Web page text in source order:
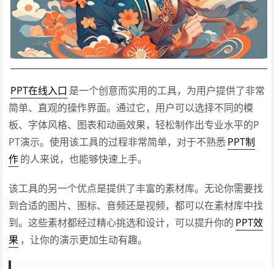
PPT在线入口 是一个创意而实用的工具，为用户提供了非常
简单、直观的操作界面。通过它，用户可以选择不同的模
板、字体风格、图表和动画效果，轻松制作出专业水平的P
PT演示。使用该工具的过程非常简单，对于不熟悉PPT制
作的人来说，也能够快速上手。
该工具的另一个优点是提供了丰富的素材库。无论你需要找
到合适的图片、图标、音频还是视频，都可以在素材库中找
到。这些素材都经过精心挑选和设计，可以提升你的 PPT效
果 ，让你的演示更加生动有趣。